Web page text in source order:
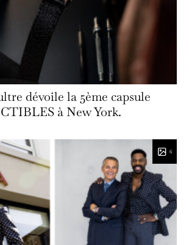
dévoile la 5ème capsule
à New York.
6